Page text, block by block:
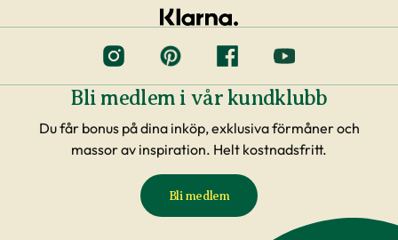
Bli medlem i vår kundklubb
Du får bonus på dina inköp, exklusiva förmåner och
massor av inspiration. Helt kostnadsfritt.
Bli medlem